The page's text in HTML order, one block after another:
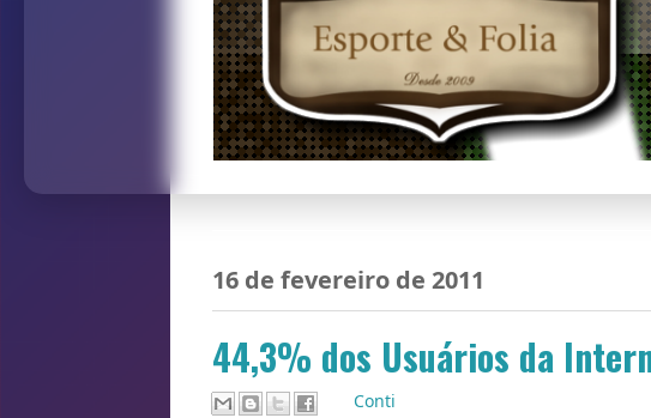
16 de fevereiro de 2011
44,3% dos Usuários da
Conti